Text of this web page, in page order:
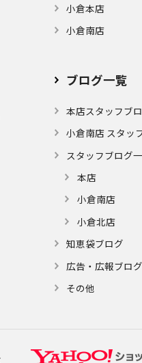
小倉本店
小倉南店
ブログ⼀覧
本店スタッフブ
小倉南店 スタッ
スタッフブログ
本店
小倉南店
小倉北店
知恵袋ブログ
広告・広報ブロ
その他